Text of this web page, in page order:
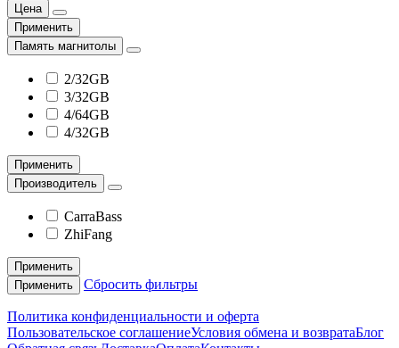
Цена
Применить
Память магнитолы
2/32GB
3/32GB
4/64GB
4/32GB
Применить
Производитель
CarraBass
ZhiFang
Применить
Применить
Сбросить фильтры
Политика конфиденциальности и оферта
Пользовательское соглашениеУсловия обмена и возвратаБлог